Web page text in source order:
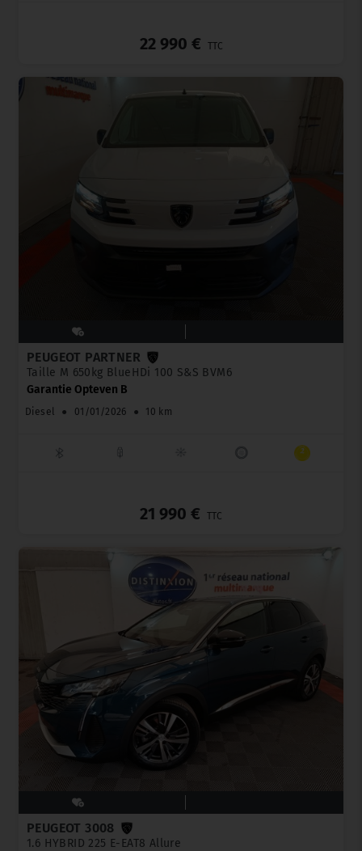
22 990 € TTC
PEUGEOT PARTNER
Taille M 650kg BlueHDi 100 S&S BVM6
Garantie Opteven B
Diesel ● 01/01/2026 ● 10 km
21 990 € TTC
PEUGEOT 3008
1.6 HYBRID 225 E-EAT8 Allure